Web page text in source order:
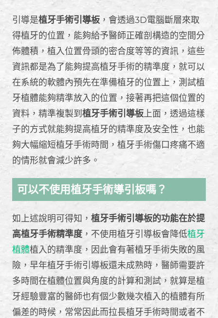
引導是植牙手術引導板 ，會透過3D電腦斷層來取
得植牙的位置，能夠給予醫師正確剖構造的空間分
佈體積，植入位置骨頭的密合度等等的資訊，這些
資訊都是為了能夠提高植牙手術的精準度，就可以
在系統的軟體內預先在準備植牙的位置上，測試植
牙植體能夠精準放入的位置，接著再把這個位置的
資料，精準複製到植牙手術引導板上面，透過這樣
子的方式就能夠提高植牙的精準度及安全性，也能
夠大幅縮短植牙手術時間，植牙手術傷口疼痛不適
的情形就會減少許多。
可以不使用植牙手術導引板嗎？
如上述說明可得知， 植牙手術引導板的功能在於提
高植牙手術精準度 ，不使用植牙引導板會降低植牙
植體植入的精準度，因此會有著植牙手術失敗的風
險，早年植牙手術引導板還未成熟時，醫師需要許
多時間在植體位置與角度的計算和測試，就算是植
牙經驗豐富的醫師也有個少數幾次植入的植體有所
偏差的時候，常常因此而拉長植牙手術時間或者不